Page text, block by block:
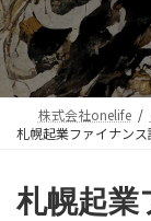
株式会社onelife
札幌起業ファイナン
札幌起業